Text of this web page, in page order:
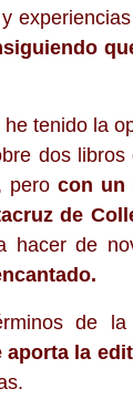
tenido la
dos
pero con un
de
hacer de
de la
la